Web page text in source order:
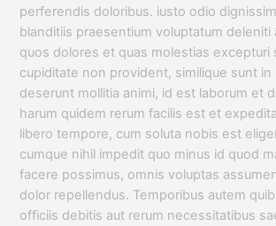
perferendis doloribus. iusto odio
blanditiis praesentium voluptatum deleniti
quos dolores et quas molestias excepturi
cupiditate non provident, similique sunt in
deserunt mollitia animi, id est laborum et
harum quidem rerum facilis est et
libero tempore, cum soluta nobis est
cumque nihil impedit quo minus id quod
facere possimus, omnis voluptas
dolor repellendus. Temporibus autem
officiis debitis aut rerum necessitatibus